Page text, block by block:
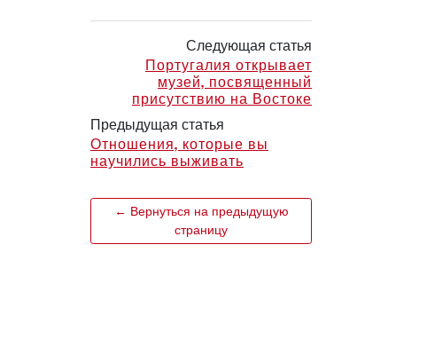
Следующая статья
Португалия открывает
музей, посвященный
присутствию на Востоке
Предыдущая статья
Отношения, которые вы
научились выживать
← Вернуться на предыдущую
страницу